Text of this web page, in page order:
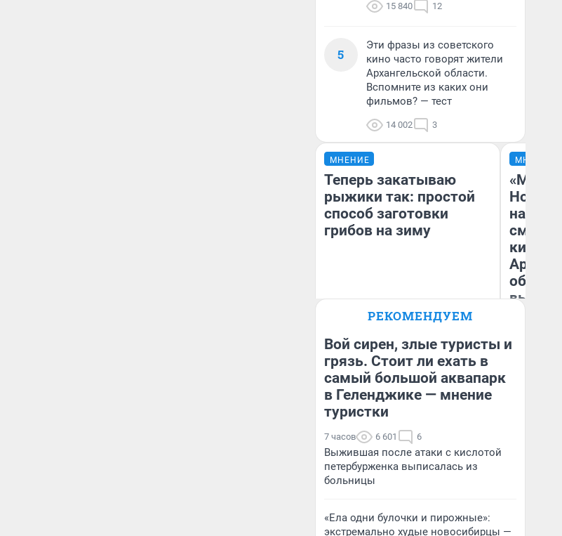
15 840 12
5
Эти фразы из советского
кино часто говорят жители
Архангельской области.
Вспомните из каких они
фильмов? — тест
14 002 3
МНЕНИЕ
Теперь закатываю
рыжики так: простой
способ заготовки
грибов на зиму
МНЕНИЕ
«Мы
РЕКОМЕНДУЕМ
Вой сирен, злые туристы и
грязь. Стоит ли ехать в
самый большой аквапарк
в Геленджике — мнение
туристки
7 часов 6 601 6
Выжившая после атаки с кислотой
петербурженка выписалась из
больницы
«Ела одни булочки и пирожные»:
экстремально худые новосибирцы —